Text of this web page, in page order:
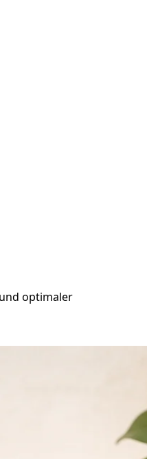
optimaler